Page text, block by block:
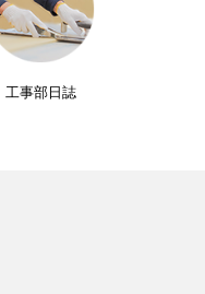
工事部日誌